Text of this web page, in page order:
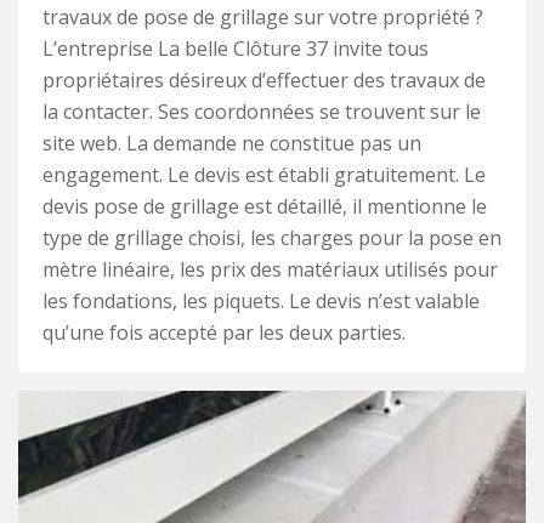
travaux de pose de grillage sur votre propriété ?
L’entreprise La belle Clôture 37 invite tous
propriétaires désireux d’effectuer des travaux de
la contacter. Ses coordonnées se trouvent sur le
site web. La demande ne constitue pas un
engagement. Le devis est établi gratuitement. Le
devis pose de grillage est détaillé, il mentionne le
type de grillage choisi, les charges pour la pose en
mètre linéaire, les prix des matériaux utilisés pour
les fondations, les piquets. Le devis n’est valable
qu’une fois accepté par les deux parties.